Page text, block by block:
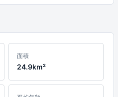
面積
24.9km²